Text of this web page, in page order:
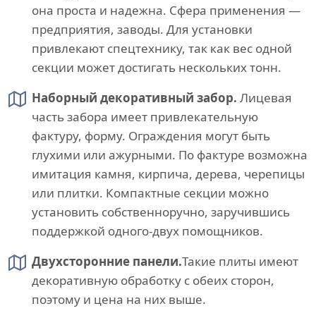
она проста и надежна. Сфера применения —
предприятия, заводы. Для установки
привлекают спецтехнику, так как вес одной
секции может достигать нескольких тонн.
Наборный декоративный забор. Лицевая
часть забора имеет привлекательную
фактуру, форму. Ограждения могут быть
глухими или ажурными. По фактуре возможна
имитация камня, кирпича, дерева, черепицы
или плитки. Компактные секции можно
установить собственноручно, заручившись
поддержкой одного-двух помощников.
Двухсторонние панели.Такие плиты имеют
декоративную обработку с обеих сторон,
поэтому и цена на них выше.